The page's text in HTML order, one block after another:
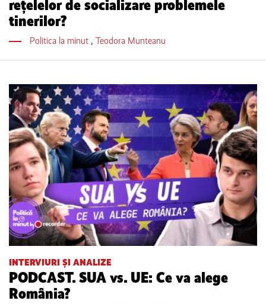
rețelelor de socializare problemele
tinerilor?
Politica la minut , Teodora Munteanu
INTERVIURI ȘI ANALIZE
PODCAST. SUA vs. UE: Ce va alege
România?